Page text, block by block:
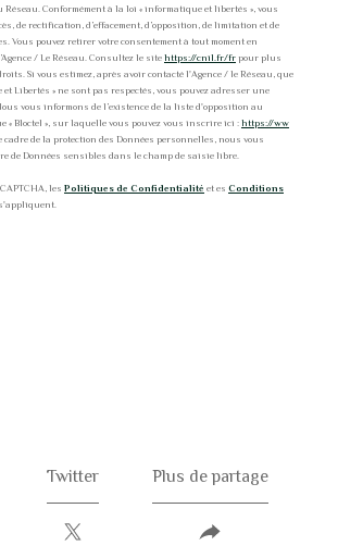
Réseau. Conformément à la loi « informatique et libertés », vous
de rectification, d’effacement, d’opposition, de limitation et de
Vous pouvez retirer votre consentement à tout moment en
/ Le Réseau. Consultez le site https://cnil.fr/fr pour plus
Si vous estimez, après avoir contacté l'Agence / le Réseau, que
Libertés » ne sont pas respectés, vous pouvez adresser une
vous informons de l’existence de la liste d'opposition au
« Bloctel », sur laquelle vous pouvez vous inscrire ici : https://ww
cadre de la protection des Données personnelles, nous vous
de Données sensibles dans le champ de saisie libre.
les Politiques de Confidentialité et es Conditions
s'appliquent.
Twitter Plus de partage